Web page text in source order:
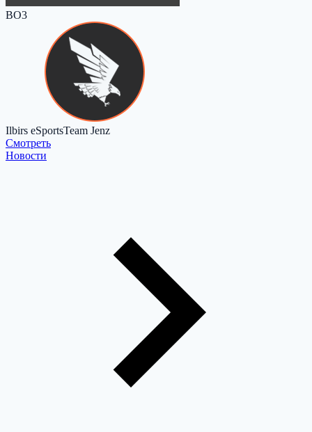
BO3
Ilbirs eSportsTeam Jenz
Cмотреть
Новости